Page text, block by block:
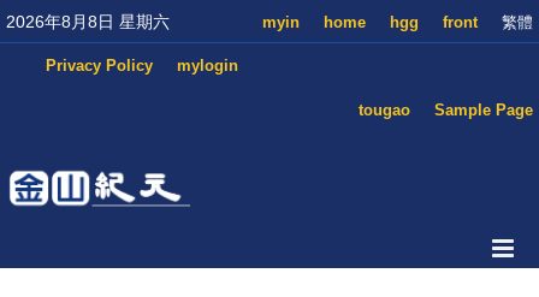
2026年8月8日 星期六 繁體
front
hgg
home
myin
mylogin
Privacy Policy
Sample Page
tougao